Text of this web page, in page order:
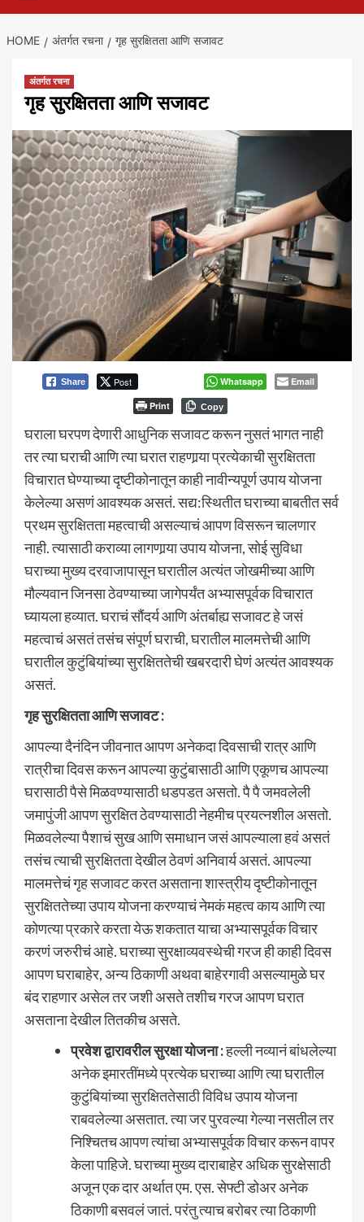
HOME अंतर्गत रचना गृह सुरक्षितता आणि सजावट
अंतर्गत रचना
गृह सुरक्षितता आणि सजावट
Share Post Whatsapp
Email
Print
Copy
घराला घरपण देणारी आधुनिक सजावट करून नुसतं भागत नाही
तर त्या घराची आणि त्या घरात राहणार्‍या प्रत्येकाची सुरक्षितता
विचारात घेण्याच्या दृष्टीकोनातून काही नावीन्यपूर्ण उपाय योजना
केलेल्या असणं आवश्यक असतं. सद्य:स्थितीत घराच्या बाबतीत सर्व
प्रथम सुरक्षितता महत्वाची असल्याचं आपण विसरून चालणार
नाही. त्यासाठी कराव्या लागणार्‍या उपाय योजना, सोई सुविधा
घराच्या मुख्य दरवाजापासून घरातील अत्यंत जोखमीच्या आणि
मौल्यवान जिनसा ठेवण्याच्या जागेपर्यंत अभ्यासपूर्वक विचारात
घ्यायला हव्यात. घराचं सौंदर्य आणि अंतर्बाह्य सजावट हे जसं
महत्वाचं असतं तसंच संपूर्ण घराची, घरातील मालमत्तेची आणि
घरातील कुटुंबियांच्या सुरक्षिततेची खबरदारी घेणं अत्यंत आवश्यक
असतं.
गृह सुरक्षितता आणि सजावट :
आपल्या दैनंदिन जीवनात आपण अनेकदा दिवसाची रात्र आणि
रात्रीचा दिवस करून आपल्या कुटुंबासाठी आणि एकूणच आपल्या
घरासाठी पैसे मिळवण्यासाठी धडपडत असतो. पै पै जमवलेली
जमापुंजी आपण सुरक्षित ठेवण्यासाठी नेहमीच प्रयत्नशील असतो.
मिळवलेल्या पैशाचं सुख आणि समाधान जसं आपल्याला हवं असतं
तसंच त्याची सुरक्षितता देखील ठेवणं अनिवार्य असतं. आपल्या
मालमत्तेचं गृह सजावट करत असताना शास्त्रीय दृष्टीकोनातून
सुरक्षिततेच्या उपाय योजना करण्याचं नेमकं महत्व काय आणि त्या
कोणत्या प्रकारे करता येऊ शकतात याचा अभ्यासपूर्वक विचार
करणं जरुरीचं आहे. घराच्या सुरक्षाव्यवस्थेची गरज ही काही दिवस
आपण घराबाहेर, अन्य ठिकाणी अथवा बाहेरगावी असल्यामुळे घर
बंद राहणार असेल तर जशी असते तशीच गरज आपण घरात
असताना देखील तितकीच असते.
प्रवेश द्वारावरील सुरक्षा योजना :हल्ली नव्यानं बांधलेल्या
अनेक इमारतींमध्ये प्रत्येक घराच्या आणि त्या घरातील
कुटुंबियांच्या सुरक्षिततेसाठी विविध उपाय योजना
राबवलेल्या असतात. त्या जर पुरवल्या गेल्या नसतील तर
निश्चितच आपण त्यांचा अभ्यासपूर्वक विचार करून वापर
केला पाहिजे. घराच्या मुख्य दाराबाहेर अधिक सुरक्षेसाठी
अजून एक दार अर्थात एम. एस. सेफ्टी डोअर अनेक
ठिकाणी बसवलं जातं. परंतु त्याच बरोबर त्या ठिकाणी